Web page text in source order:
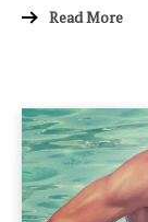
Read More